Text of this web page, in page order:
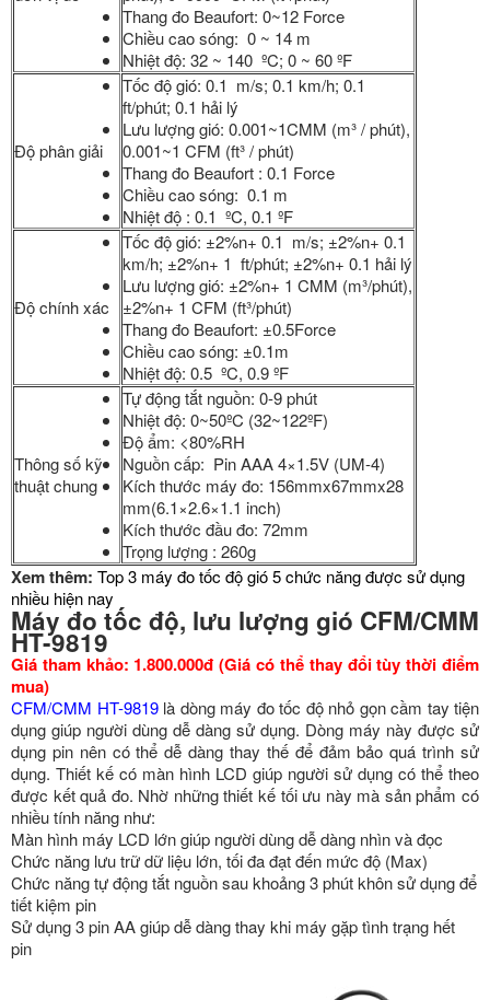
Thang đo Beaufort: 0~12 Force
Chiều cao sóng: 0 ~ 14 m
Nhiệt độ: 32 ~ 140 ºC; 0 ~ 60 ºF
Độ phân giải
Tốc độ gió: 0.1 m/s; 0.1 km/h; 0.1
ft/phút; 0.1 hải lý
Lưu lượng gió: 0.001~1CMM (m³ / phút),
0.001~1 CFM (ft³ / phút)
Thang đo Beaufort : 0.1 Force
Chiều cao sóng: 0.1 m
Nhiệt độ : 0.1 ºC, 0.1 ºF
Độ chính xác
Tốc độ gió: ±2%n+ 0.1 m/s; ±2%n+ 0.1
km/h; ±2%n+ 1 ft/phút; ±2%n+ 0.1 hải lý
Lưu lượng gió: ±2%n+ 1 CMM (m³/phút),
±2%n+ 1 CFM (ft³/phút)
Thang đo Beaufort: ±0.5Force
Chiều cao sóng: ±0.1m
Nhiệt độ: 0.5 ºC, 0.9 ºF
Thông số kỹ
thuật chung
Tự động tắt nguồn: 0-9 phút
Nhiệt độ: 0~50ºC (32~122ºF)
Độ ẩm: <80%RH
Nguồn cấp: Pin AAA 4×1.5V (UM-4)
Kích thước máy đo: 156mmx67mmx28
mm(6.1×2.6×1.1 inch)
Kích thước đầu đo: 72mm
Trọng lượng : 260g
Xem thêm: Top 3 máy đo tốc độ gió 5 chức năng được sử dụng
nhiều hiện nay
Máy đo tốc độ, lưu lượng gió CFM/CMM
HT-9819
Giá tham khảo: 1.800.000đ (Giá có thể thay đổi tùy thời điểm
mua)
CFM/CMM HT-9819là dòng máy đo tốc độ nhỏ gọn cầm tay tiện
dụng giúp người dùng dễ dàng sử dụng. Dòng máy này được sử
dụng pin nên có thể dễ dàng thay thế để đảm bảo quá trình sử
dụng. Thiết kế có màn hình LCD giúp người sử dụng có thể theo
được kết quả đo. Nhờ những thiết kế tối ưu này mà sản phẩm có
nhiều tính năng như:
Màn hình máy LCD lớn giúp người dùng dễ dàng nhìn và đọc
Chức năng lưu trữ dữ liệu lớn, tối đa đạt đến mức độ (Max)
Chức năng tự động tắt nguồn sau khoảng 3 phút khôn sử dụng để
tiết kiệm pin
Sử dụng 3 pin AA giúp dễ dàng thay khi máy gặp tình trạng hết
pin